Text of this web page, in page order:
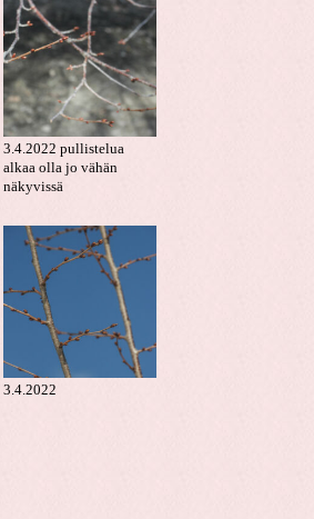
3.4.2022 pullistelua
alkaa olla jo vähän
näkyvissä
3.4.2022